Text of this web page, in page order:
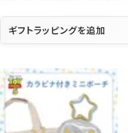
ギフトラッピングを追加